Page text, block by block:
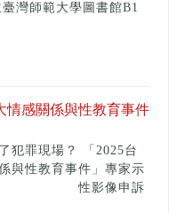
灣師範大學圖書館B1
情感關係與性教育事件
犯罪現場？ 「2025台
與性教育事件」專家示
像申訴
化、教材破口一次說清